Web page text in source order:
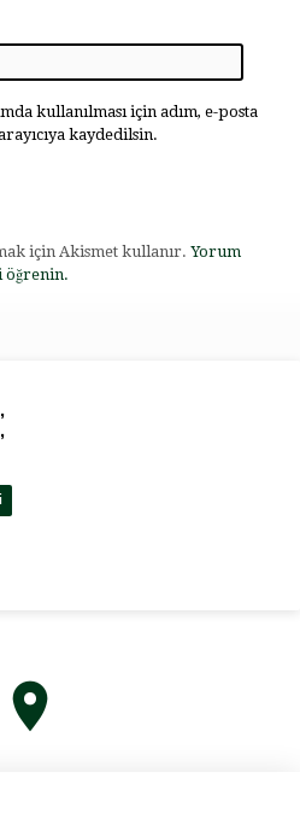
kullanılması için adım, e-posta
kaydedilsin.
için Akismet kullanır. Yorum
öğrenin.